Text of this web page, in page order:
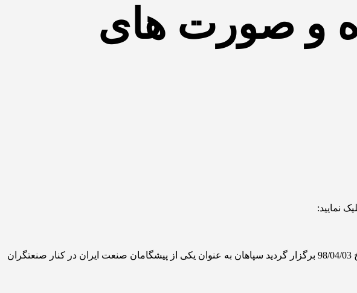
و صورت های
سپاهان با میز معرفی تواناییهای خود در مجمع عمومی انجمن مدیران صنایع کشور حاضر شد. در این مجمع که در تاریخ 98/04/03 برگزار گردید سپاهان به عنوان یکی از پیشگامان صنعت ایران در کنار صنعتگران